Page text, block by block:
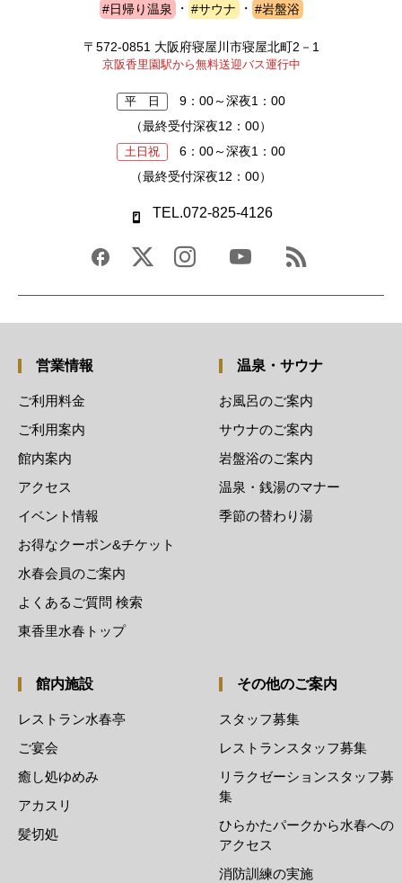
#日帰り温泉 ・ #サウナ ・ #岩盤浴
〒572-0851 大阪府寝屋川市寝屋北町2－1
京阪香里園駅から無料送迎バス運行中
平 日
9：00～深夜1：00
（最終受付深夜12：00）
土日祝
6：00～深夜1：00
（最終受付深夜12：00）
TEL.072-825-4126
営業情報
ご利用料金
ご利用案内
館内案内
アクセス
イベント情報
お得なクーポン&チケット
水春会員のご案内
よくあるご質問 検索
東香里水春トップ
温泉・サウナ
お風呂のご案内
サウナのご案内
岩盤浴のご案内
温泉・銭湯のマナー
季節の替わり湯
館内施設
レストラン水春亭
ご宴会
癒し処ゆめみ
アカスリ
髪切処
その他のご案内
スタッフ募集
レストランスタッフ募集
リラクゼーションスタッフ募
集
ひらかたパークから水春への
アクセス
消防訓練の実施